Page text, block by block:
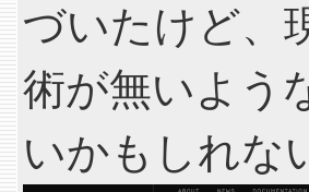
づいたけど、
術が無いよう
いかもしれな